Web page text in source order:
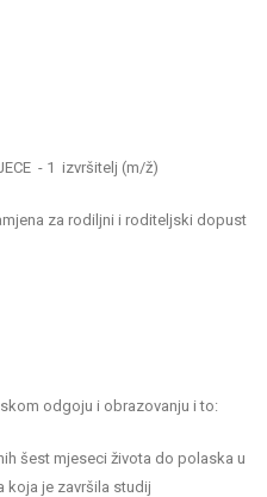
- 1 izvršitelj (m/ž)
za rodiljni i roditeljski dopust
odgoju i obrazovanju i to:
šest mjeseci života do polaska u
koja je završila studij